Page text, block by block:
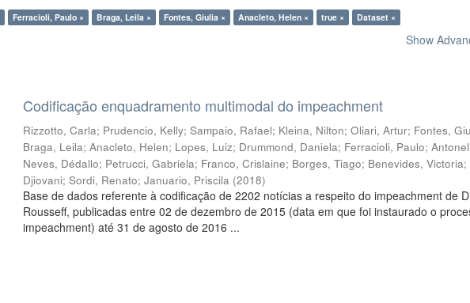
Ferracioli, Paulo × Braga, Leila × Fontes, Giulia × Anacleto, Helen × true × Dataset ×
Show
Codificação enquadramento multimodal do impeachment
Rizzotto, Carla; Prudencio, Kelly;Sampaio, Rafael; Kleina, Nilton;Oliari, Artur; Fontes,
Braga, Leila;Anacleto, Helen; Lopes, Luiz; Drummond, Daniela; Ferracioli, Paulo;
Neves, Dédallo; Petrucci, Gabriela; Franco, Crislaine; Borges, Tiago; Benevides, Victoria;
Djiovani;Sordi, Renato;Januario, Priscila (2018)
Base de dados referente à codificação de 2202 notícias a respeito do impeachment de
Rousseff, publicadas entre 02 de dezembro de 2015 (data em que foi instaurado o
impeachment) até 31 de agosto de 2016 ...